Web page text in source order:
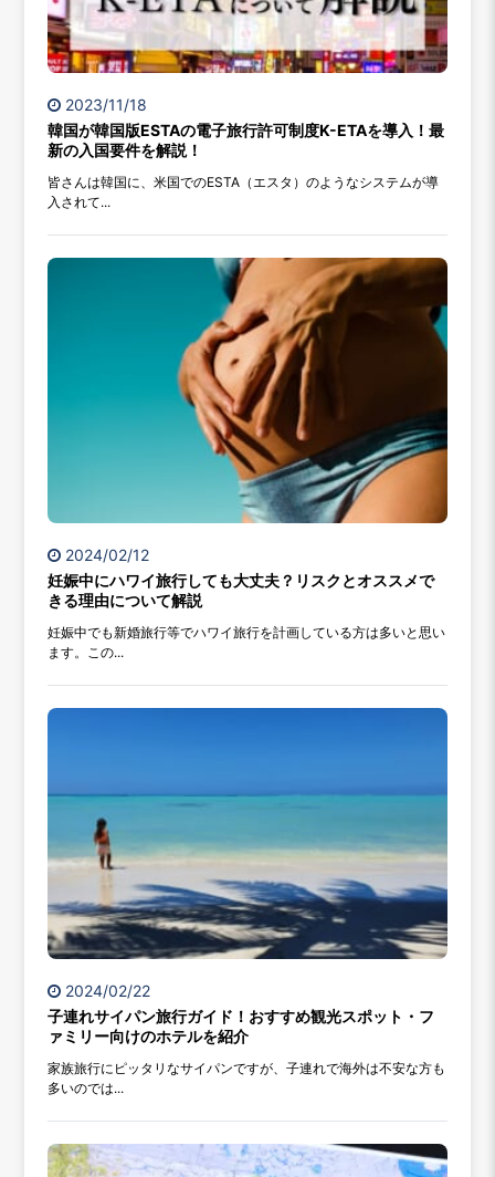
2023/11/18
韓国が韓国版ESTAの電子旅行許可制度K-ETAを導入！最
新の入国要件を解説！
皆さんは韓国に、米国でのESTA（エスタ）のようなシステムが導
入されて...
2024/02/12
妊娠中にハワイ旅行しても大丈夫？リスクとオススメで
きる理由について解説
妊娠中でも新婚旅行等でハワイ旅行を計画している方は多いと思い
ます。この...
2024/02/22
子連れサイパン旅行ガイド！おすすめ観光スポット・フ
ァミリー向けのホテルを紹介
家族旅行にピッタリなサイパンですが、子連れで海外は不安な方も
多いのでは...